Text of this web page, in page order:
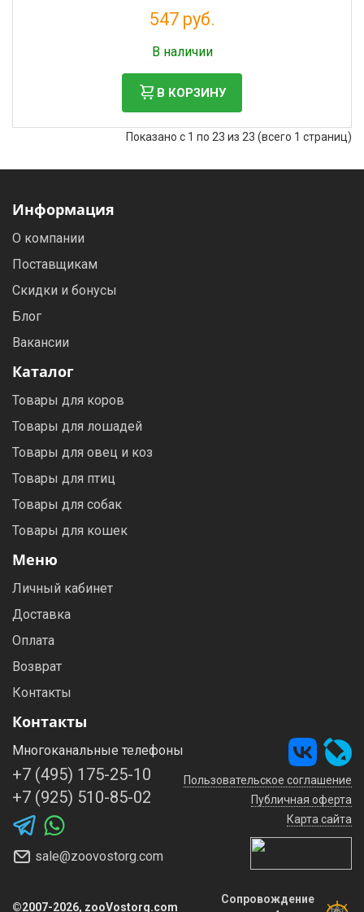
547 руб.
В наличии
В КОРЗИНУ
Показано с 1 по 23 из 23 (всего 1 страниц)
Информация
О компании
Поставщикам
Скидки и бонусы
Блог
Вакансии
Каталог
Товары для коров
Товары для лошадей
Товары для овец и коз
Товары для птиц
Товары для собак
Товары для кошек
Меню
Личный кабинет
Доставка
Оплата
Возврат
Контакты
Контакты
Многоканальные телефоны
+7 (495) 175-25-10
+7 (925) 510-85-02
sale@zoovostorg.com
Пользовательское соглашение
Публичная оферта
Карта сайта
©2007-2026, zooVostorg.com
Сопровождение